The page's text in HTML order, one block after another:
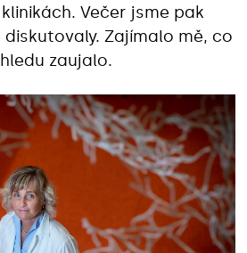
Večer jsme pak
Zajímalo mě, co
zaujalo.